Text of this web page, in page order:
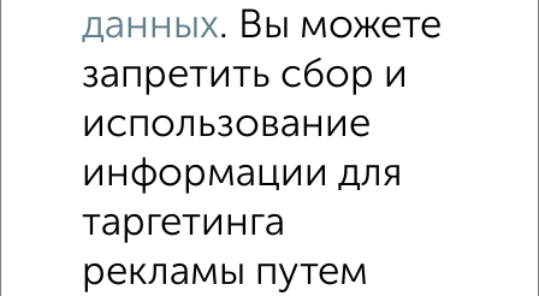
Помещение свободного назначения, 373 м²
100₽за м²
Орджоникидзевский район, Матвея Пинского 3
Собственник, 16.03.2022
данных. Вы можете
запретить сбор и
использование
информации для
таргетинга
рекламы путем